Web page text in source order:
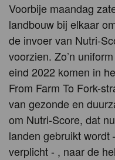
Voorbije maandag
landbouw bij elkaar
de invoer van Nutri-
voorzien. Zo’n
eind 2022 komen in
From Farm To Fork-
van gezonde en
om Nutri-Score, dat
landen gebruikt
verplicht - , naar de